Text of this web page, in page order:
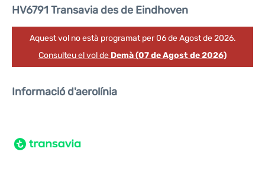
HV6791 Transavia des de Eindhoven
Aquest vol no està programat per 06 de Agost de 2026.
Consulteu el vol de Demà (07 de Agost de 2026)
Informació d'aerolínia